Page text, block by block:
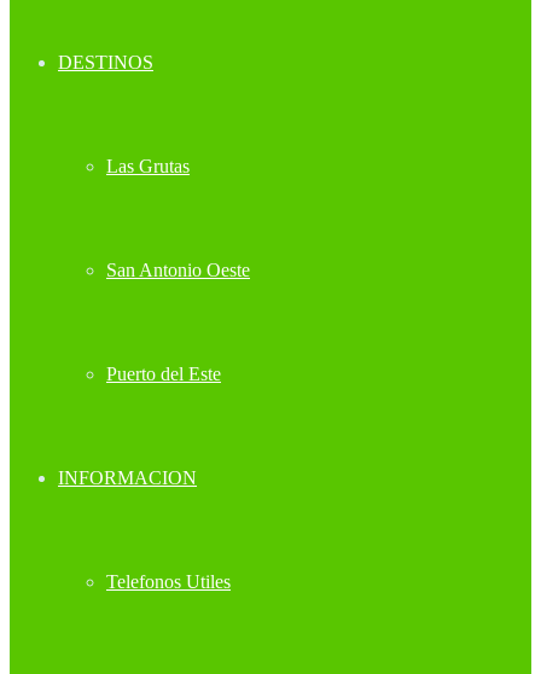
DESTINOS
Las Grutas
San Antonio Oeste
Puerto del Este
INFORMACION
Telefonos Utiles